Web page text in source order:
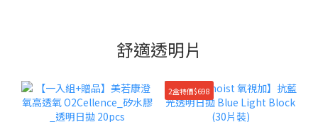
舒適透明片
2盒特價$698